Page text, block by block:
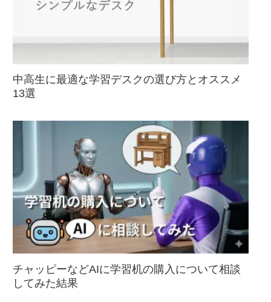
中高生に最適な学習デスクの選び方とオススメ
13選
チャッピーなどAIに学習机の購入について相談
してみた結果